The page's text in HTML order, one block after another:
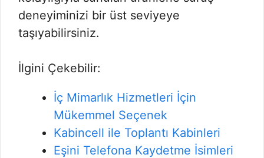
deneyiminizi bir üst seviyeye
taşıyabilirsiniz.
İlgini Çekebilir:
İç Mimarlık Hizmetleri İçin
Mükemmel Seçenek
Kabincell ile Toplantı Kabinleri
Eşini Telefona Kaydetme İsimleri